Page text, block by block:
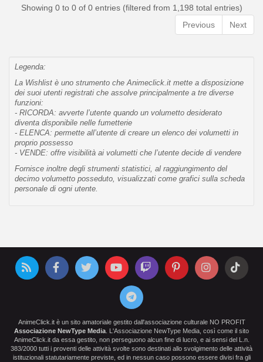
Showing 0 to 0 of 0 entries (filtered from 1,198 total entries)
Previous
Next
Legenda:
La Wishlist è uno strumento che Animeclick.it mette a disposizione
dei suoi utenti registrati che assolve principalmente a tre diverse
funzioni:
- RICORDA: avverte l’utente quando un volumetto desiderato
diventa disponibile nelle fumetterie
- ELENCA: permette all’utente di creare un elenco dei volumetti in
proprio possesso
- VENDE: offre visibilità ai volumetti che l’utente decide di vendere
Fornisce inoltre degli strumenti statistici, al raggiungimento del
decimo volumetto posseduto, visualizzati come grafici sulla scheda
personale di ogni utente.
AnimeClick.it è un sito amatoriale gestito dall'associazione culturale NO PROFIT
Associazione NewType Media . L'Associazione NewType Media, così come il sito
AnimeClick.it da essa gestito, non perseguono alcun fine di lucro, e ai sensi del L.n.
383/2000 tutti i proventi delle attività svolte sono destinati allo svolgimento delle attività
istituzionali statutariamente previste, ed in nessun caso possono essere divisi fra gli